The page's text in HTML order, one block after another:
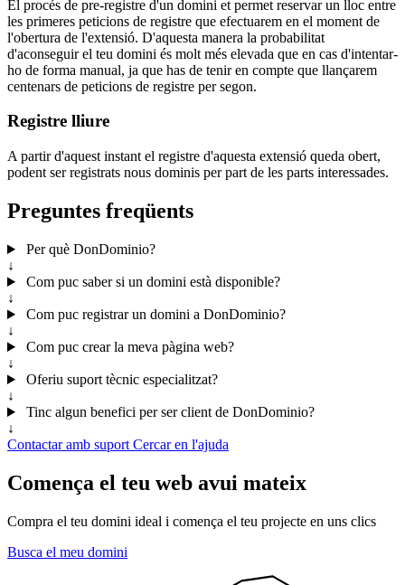
El procés de pre-registre d'un domini et permet reservar un lloc entre
les primeres peticions de registre que efectuarem en el moment de
l'obertura de l'extensió. D'aquesta manera la probabilitat
d'aconseguir el teu domini és molt més elevada que en cas d'intentar-
ho de forma manual, ja que has de tenir en compte que llançarem
centenars de peticions de registre per segon.
Registre lliure
A partir d'aquest instant el registre d'aquesta extensió queda obert,
podent ser registrats nous dominis per part de les parts interessades.
Preguntes freqüents
Per què DonDominio?
↓
Com puc saber si un domini està disponible?
↓
Com puc registrar un domini a DonDominio?
↓
Com puc crear la meva pàgina web?
↓
Oferiu suport tècnic especialitzat?
↓
Tinc algun benefici per ser client de DonDominio?
↓
Contactar amb suport Cercar en l'ajuda
Comença el teu web avui mateix
Compra el teu domini ideal i comença el teu projecte en uns clics
Busca el meu domini